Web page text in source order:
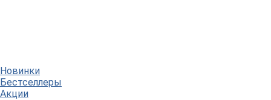
Новинки
Бестселлеры
Акции